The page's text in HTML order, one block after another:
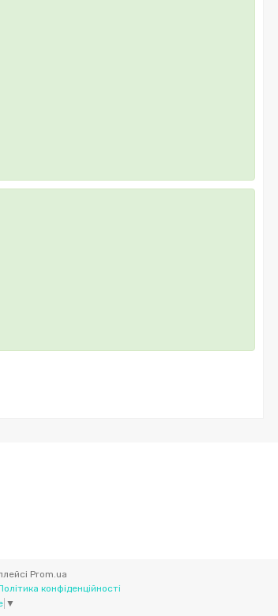
Prom.ua
конфіденційності
▼